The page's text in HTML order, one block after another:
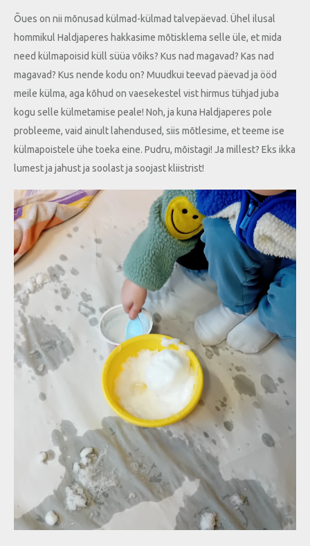
Õues on nii mõnusad külmad-külmad talvepäevad. Ühel ilusal
hommikul Haldjaperes hakkasime mõtisklema selle üle, et mida
need külmapoisid küll süüa võiks? Kus nad magavad? Kas nad
magavad? Kus nende kodu on? Muudkui teevad päevad ja ööd
meile külma, aga kõhud on vaesekestel vist hirmus tühjad juba
kogu selle külmetamise peale! Noh, ja kuna Haldjaperes pole
probleeme, vaid ainult lahendused, siis mõtlesime, et teeme ise
külmapoistele ühe toeka eine. Pudru, mõistagi! Ja millest? Eks ikka
lumest ja jahust ja soolast ja soojast kliistrist!